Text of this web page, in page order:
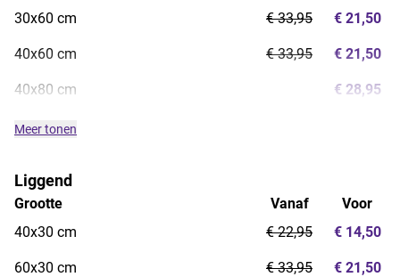
30x60 cm
40x60 cm
40x80 cm
€ 33,95
€ 33,95
€ 21,50
€ 21,50
€ 28,95
Meer tonen
Liggend
Grootte
40x30 cm
60x30 cm
Vanaf
€ 22,95
€ 33,95
Voor
€ 14,50
€ 21,50